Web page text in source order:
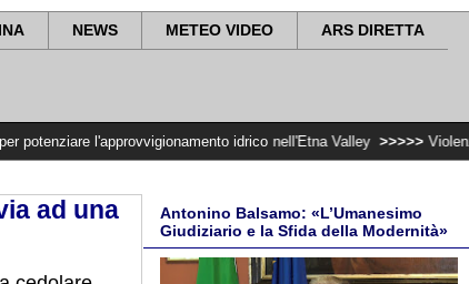
NEWS METEO VIDEO ARS DIRETTA
l'approvvigionamento idrico nell'Etna Valley >>>>> Violenza di
ad una
Antonino Balsamo: «L’Umanesimo
Giudiziario e la Sfida della Modernità»